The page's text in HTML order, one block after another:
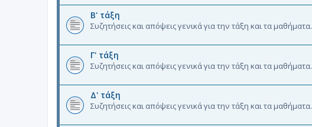
Β' τάξη
Συζητήσεις και απόψεις γενικά για την τάξη και τα μαθήματα.
Γ' τάξη
Συζητήσεις και απόψεις γενικά για την τάξη και τα μαθήματα.
Δ' τάξη
Συζητήσεις και απόψεις γενικά για την τάξη και τα μαθήματα.